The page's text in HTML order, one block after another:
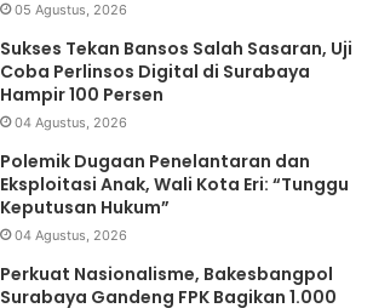
05 Agustus, 2026
Sukses Tekan Bansos Salah Sasaran, Uji
Coba Perlinsos Digital di Surabaya
Hampir 100 Persen
04 Agustus, 2026
Polemik Dugaan Penelantaran dan
Eksploitasi Anak, Wali Kota Eri: “Tunggu
Keputusan Hukum”
04 Agustus, 2026
Perkuat Nasionalisme, Bakesbangpol
Surabaya Gandeng FPK Bagikan 1.000